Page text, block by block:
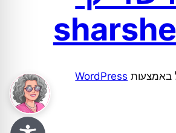
באמצעות WordPress